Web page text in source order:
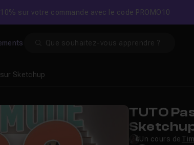
sur votre commande avec le code PROMO10
Sketchup
TUTO
Un cours de